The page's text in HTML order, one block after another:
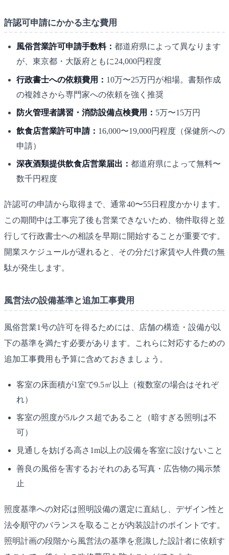
許認可申請にかかる主な費用
風俗営業許可申請手数料： 都道府県によって異なります
が、東京都・大阪府ともに24,000円程度
行政書士への依頼費用： 10万〜25万円が相場。書類作成
の複雑さから専門家への依頼を強く推奨
防火管理者講習・消防設備点検費用： 5万〜15万円
飲食店営業許可申請： 16,000〜19,000円程度（保健所への
申請）
深夜酒類提供飲食店営業届出： 都道府県によって無料〜
数千円程度
許認可の申請から取得まで、通常40〜55日程度かかります。
この期間中は工事完了後も営業できないため、物件取得と並
行して行政書士への相談を早期に開始することが重要です。
開業スケジュールが遅れると、その分だけ家賃や人件費の無
駄が発生します。
風営法の設備基準と追加工事費用
風俗営業1号の許可を得るためには、店舗の構造・設備が以
下の基準を満たす必要があります。これらに対応するための
追加工事費用も予算に含めておきましょう。
客室の床面積が1室で9.5㎡以上（複数室の場合はそれぞ
れ）
客室の照度が5ルクス超であること（暗すぎる照明は不
可）
見通しを妨げる高さ1m以上の設備を客室に設けないこと
善良の風俗を害するおそれのある写真・広告物の掲示禁
止
照度基準への対応は照明設備の選定に直結し、デザイン性と
法令順守のバランスを取ることが内装設計のポイントです。
照明計画の段階から風営法の基準を意識した設計者に依頼す